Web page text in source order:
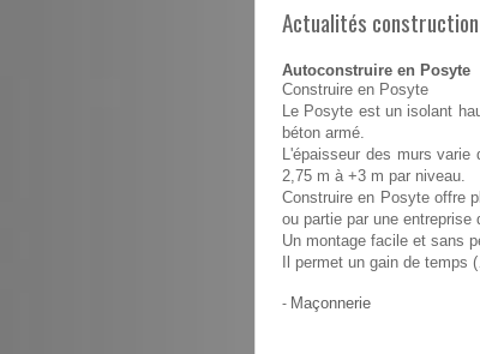
Actualités
Autoconstruire en Posyte
Construire en Posyte
Le Posyte est un isolant
béton armé.
L'épaisseur des murs
2,75 m à +3 m par niveau.
Construire en Posyte offre
ou partie par une entreprise
Un montage facile et sans
Il permet un gain de temps
- Maçonnerie